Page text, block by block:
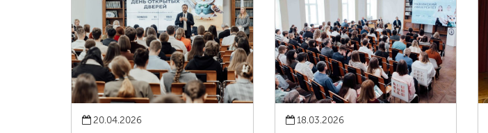
20.04.2026 18.03.2026